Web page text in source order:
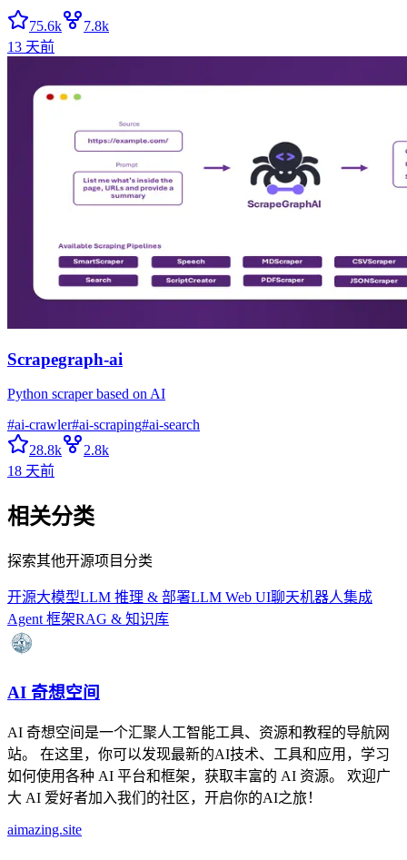
75.6k
7.8k
13 天前
Scrapegraph-ai
Python scraper based on AI
#ai-crawler#ai-scraping#ai-search
28.8k
2.8k
18 天前
相关分类
探索其他开源项目分类
开源大模型LLM 推理 & 部署LLM Web UI聊天机器人集成
Agent 框架RAG & 知识库
AI 奇想空间
AI 奇想空间是一个汇聚人工智能工具、资源和教程的导航网
站。 在这里，你可以发现最新的AI技术、工具和应用，学习
如何使用各种 AI 平台和框架，获取丰富的 AI 资源。 欢迎广
大 AI 爱好者加入我们的社区，开启你的AI之旅！
aimazing.site